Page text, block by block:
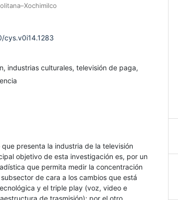
cys.v0i14.1283
industrias culturales, televisión de paga,
presenta la industria de la televisión
objetivo de esta investigación es, por un
que permita medir la concentración
de cara a los cambios que está
y el triple play (voz, video e
de trasmisión); por el otro,